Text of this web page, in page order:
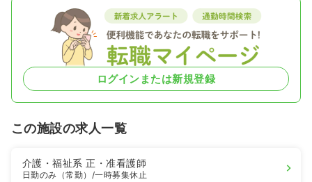
ログインまたは新規登録
この施設の求人一覧
介護・福祉系正・准看護師
日勤のみ（常勤） /一時募集休止